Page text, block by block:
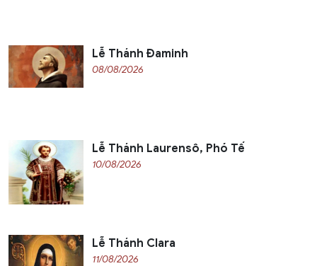
Lễ Thánh Đaminh
08/08/2026
Lễ Thánh Laurensô, Phó Tế
10/08/2026
Lễ Thánh Clara
11/08/2026